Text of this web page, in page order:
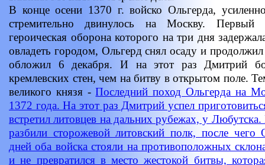
В конце осени 1370 г. войско Ольгерда,
стремительно двинулось на Москву. Первый
героическая оборона которого на три дня
овладеть городом, Ольгерд снял осаду и
обложил 6 декабря. И на этот раз Дмитрий
кремлевских стен, чем на битву в открытом поле.
великого князя -Последний поход Ольгерда на
1372 года. На этот раз Дмитрий успел
встретил литовцев на дальних рубежах, у
разбили сторожевой литовский полк, после чего
дней оба войска стояли на противоположных
и не превратился в место жестокой битвы,